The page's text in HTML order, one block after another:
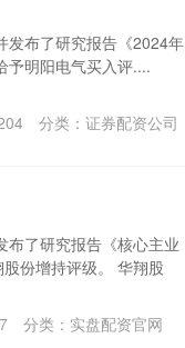
发布了研究报告《2024年
予明阳电气买入评....
分类： 证券配资公司
布了研究报告《核心主业
份增持评级。 华翔股
分类： 实盘配资官网